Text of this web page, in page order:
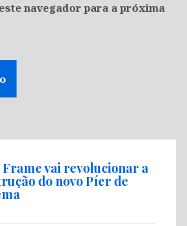
navegador para a próxima
Frame vai revolucionar a
do novo Píer de